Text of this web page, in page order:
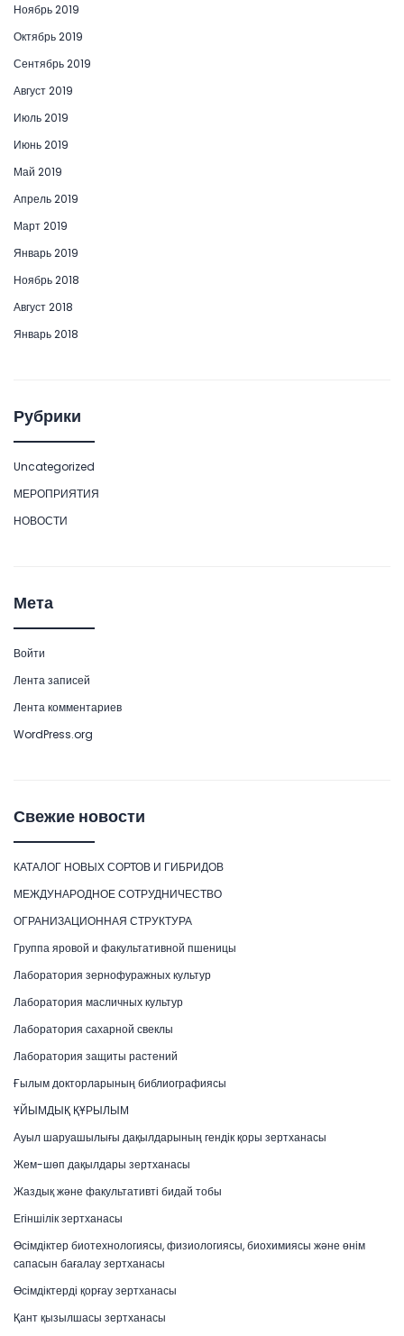
Ноябрь 2019
Октябрь 2019
Сентябрь 2019
Август 2019
Июль 2019
Июнь 2019
Май 2019
Апрель 2019
Март 2019
Январь 2019
Ноябрь 2018
Август 2018
Январь 2018
Рубрики
Uncategorized
МЕРОПРИЯТИЯ
НОВОСТИ
Мета
Войти
Лента записей
Лента комментариев
WordPress.org
Свежие новости
КАТАЛОГ НОВЫХ СОРТОВ И ГИБРИДОВ
МЕЖДУНАРОДНОЕ СОТРУДНИЧЕСТВО
ОГРАНИЗАЦИОННАЯ СТРУКТУРА
Группа яровой и факультативной пшеницы
Лаборатория зернофуражных культур
Лаборатория масличных культур
Лаборатория сахарной свеклы
Лаборатория защиты растений
Ғылым докторларының библиографиясы
ҰЙЫМДЫҚ ҚҰРЫЛЫМ
Ауыл шаруашылығы дақылдарының гендік қоры зертханасы
Жем-шөп дақылдары зертханасы
Жаздық және факультативті бидай тобы
Егіншілік зертханасы
Өсімдіктер биотехнологиясы, физиологиясы, биохимиясы және өнім
сапасын бағалау зертханасы
Өсімдіктерді қорғау зертханасы
Қант қызылшасы зертханасы